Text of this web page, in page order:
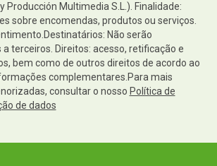
Producción Multimedia S.L.). Finalidade:
sobre encomendas, produtos ou serviços.
Não serão
terceiros. Direitos: acesso, retificação e
bem como de outros direitos de acordo ao
complementares.Para mais
consultar o nosso Política de
de dados